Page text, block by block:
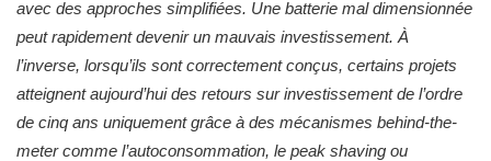
avec des approches simplifiées. Une batterie mal dimensionnée
peut rapidement devenir un mauvais investissement. À
l’inverse, lorsqu’ils sont correctement conçus, certains projets
atteignent aujourd’hui des retours sur investissement de l’ordre
de cinq ans uniquement grâce à des mécanismes behind-the-
meter comme l’autoconsommation, le peak shaving ou